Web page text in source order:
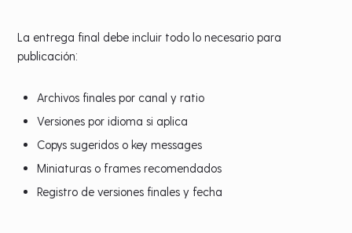
La entrega final debe incluir todo lo necesario para
publicación:
Archivos finales por canal y ratio
Versiones por idioma si aplica
Copys sugeridos o key messages
Miniaturas o frames recomendados
Registro de versiones finales y fecha